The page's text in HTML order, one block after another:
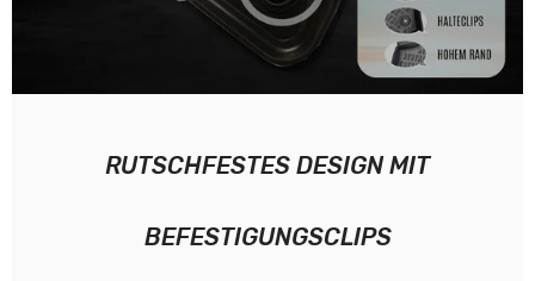
RUTSCHFESTES DESIGN MIT
BEFESTIGUNGSCLIPS